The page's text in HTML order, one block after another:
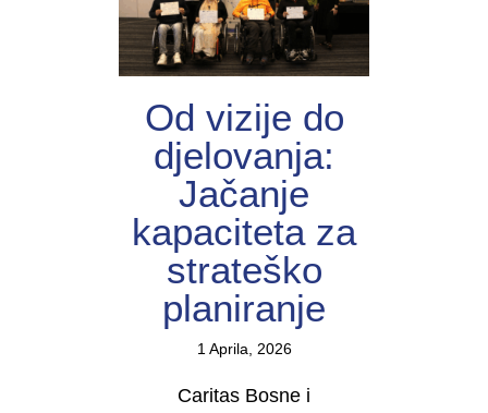
Od vizije do
djelovanja:
Jačanje
kapaciteta za
strateško
planiranje
1 Aprila, 2026
Caritas Bosne i